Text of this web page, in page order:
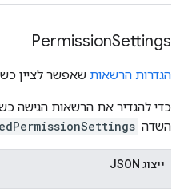
PermissionSettings
הגדרות הרשאות שאפשר לציין
כדי להגדיר את הרשאות הגישה
השדה
ייצוג JSON